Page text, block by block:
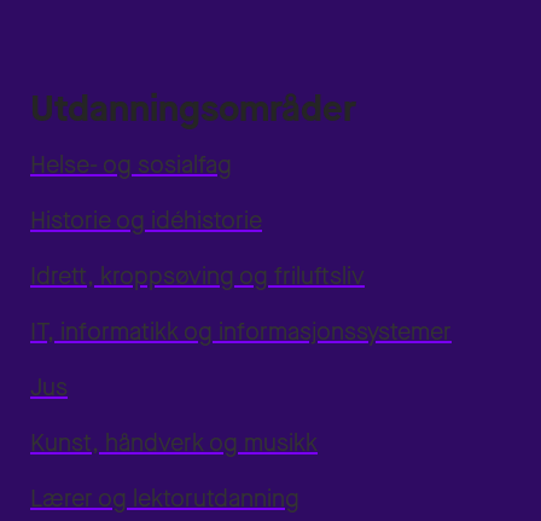
Utdanningsområder
Helse- og sosialfag
Historie og idéhistorie
Idrett, kroppsøving og friluftsliv
IT, informatikk og informasjonssystemer
Jus
Kunst, håndverk og musikk
Lærer og lektorutdanning